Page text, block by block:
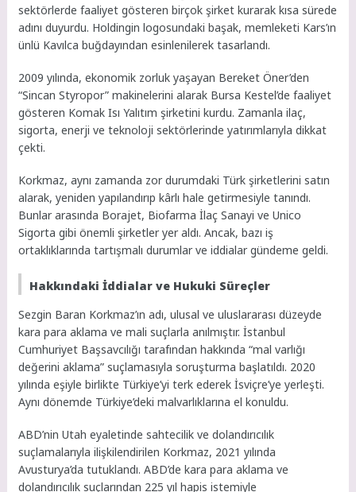
sektörlerde faaliyet gösteren birçok şirket kurarak kısa sürede
adını duyurdu. Holdingin logosundaki başak, memleketi Kars’ın
ünlü Kavılca buğdayından esinlenilerek tasarlandı.
2009 yılında, ekonomik zorluk yaşayan Bereket Öner’den
“Sincan Styropor” makinelerini alarak Bursa Kestel’de faaliyet
gösteren Komak Isı Yalıtım şirketini kurdu. Zamanla ilaç,
sigorta, enerji ve teknoloji sektörlerinde yatırımlarıyla dikkat
çekti.
Korkmaz, aynı zamanda zor durumdaki Türk şirketlerini satın
alarak, yeniden yapılandırıp kârlı hale getirmesiyle tanındı.
Bunlar arasında Borajet, Biofarma İlaç Sanayi ve Unico
Sigorta gibi önemli şirketler yer aldı. Ancak, bazı iş
ortaklıklarında tartışmalı durumlar ve iddialar gündeme geldi.
Hakkındaki İddialar ve Hukuki Süreçler
Sezgin Baran Korkmaz’ın adı, ulusal ve uluslararası düzeyde
kara para aklama ve mali suçlarla anılmıştır. İstanbul
Cumhuriyet Başsavcılığı tarafından hakkında “mal varlığı
değerini aklama” suçlamasıyla soruşturma başlatıldı. 2020
yılında eşiyle birlikte Türkiye’yi terk ederek İsviçre’ye yerleşti.
Aynı dönemde Türkiye’deki malvarlıklarına el konuldu.
ABD’nin Utah eyaletinde sahtecilik ve dolandırıcılık
suçlamalarıyla ilişkilendirilen Korkmaz, 2021 yılında
Avusturya’da tutuklandı. ABD’de kara para aklama ve
dolandırıcılık suçlarından 225 yıl hapis istemiyle